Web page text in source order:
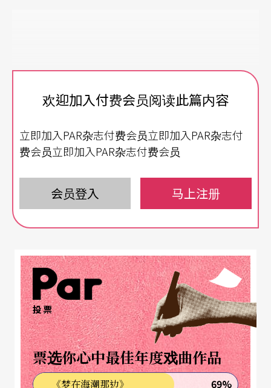
欢迎加入付费会员阅读此篇内容
立即加入PAR杂志付费会员立即加入PAR杂志付
费会员立即加入PAR杂志付费会员
会员登入 马上注册
投票
票选你心中最佳年度戏曲作品
《梦在海潮那边》 69%